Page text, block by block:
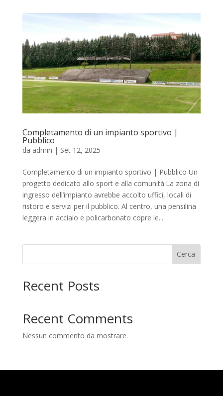
Completamento di un impianto sportivo |
Pubblico
da admin | Set 12, 2025
Completamento di un impianto sportivo | Pubblico Un
progetto dedicato allo sport e alla comunità.La zona di
ingresso dell’impianto avrebbe accolto uffici, locali di
ristoro e servizi per il pubblico. Al centro, una pensilina
leggera in acciaio e policarbonato copre le...
Cerca
Recent Posts
Recent Comments
Nessun commento da mostrare.